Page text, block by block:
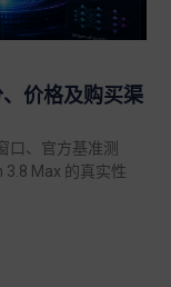
价格及购买渠
口、官方基准测
3.8 Max 的真实性